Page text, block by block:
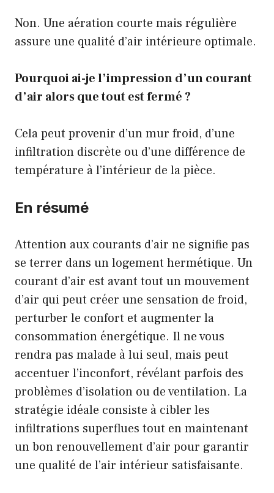
Non. Une aération courte mais régulière
assure une qualité d’air intérieure optimale.
Pourquoi ai-je l’impression d’un courant
d’air alors que tout est fermé ?
Cela peut provenir d’un mur froid, d’une
infiltration discrète ou d’une différence de
température à l’intérieur de la pièce.
En résumé
Attention aux courants d’air ne signifie pas
se terrer dans un logement hermétique. Un
courant d’air est avant tout un mouvement
d’air qui peut créer une sensation de froid,
perturber le confort et augmenter la
consommation énergétique. Il ne vous
rendra pas malade à lui seul, mais peut
accentuer l’inconfort, révélant parfois des
problèmes d’isolation ou de ventilation. La
stratégie idéale consiste à cibler les
infiltrations superflues tout en maintenant
un bon renouvellement d’air pour garantir
une qualité de l’air intérieur satisfaisante.